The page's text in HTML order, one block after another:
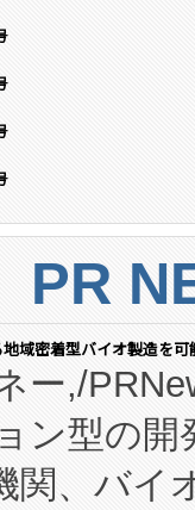
PR
域密着型バイオ製造を
ー,/
ン型の
関、バイ